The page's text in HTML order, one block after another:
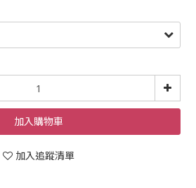
加入購物車
加入追蹤清單